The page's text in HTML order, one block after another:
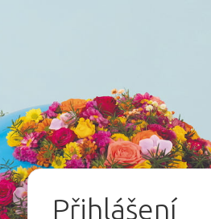
Přihlášení